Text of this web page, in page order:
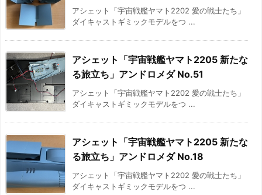
アシェット「宇宙戦艦ヤマト2202 愛の戦士たち」
ダイキャストギミックモデルをつ ...
アシェット「宇宙戦艦ヤマト2205 新たな
る旅立ち」アンドロメダ No.51
アシェット「宇宙戦艦ヤマト2202 愛の戦士たち」
ダイキャストギミックモデルをつ ...
アシェット「宇宙戦艦ヤマト2205 新たな
る旅立ち」アンドロメダ No.18
アシェット「宇宙戦艦ヤマト2202 愛の戦士たち」
ダイキャストギミックモデルをつ ...